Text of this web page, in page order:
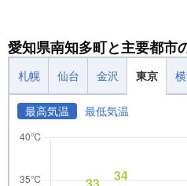
愛知県南知多町と主要都市
札幌 仙台 金沢 東京
最高気温 最低気温